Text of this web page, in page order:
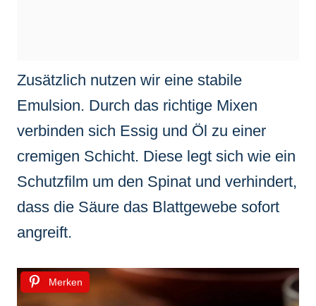
Zusätzlich nutzen wir eine stabile
Emulsion. Durch das richtige Mixen
verbinden sich Essig und Öl zu einer
cremigen Schicht. Diese legt sich wie ein
Schutzfilm um den Spinat und verhindert,
dass die Säure das Blattgewebe sofort
angreift.
Merken